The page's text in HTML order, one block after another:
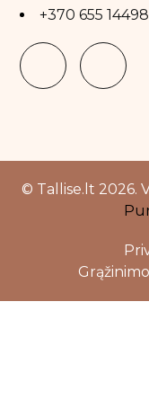
+370 655 14498
© Tallise.lt 2026.